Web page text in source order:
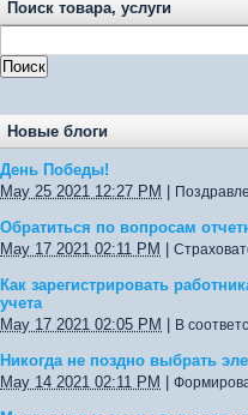
Поиск товара, услуги
Новые блоги
День Победы!
May 25 2021 12:27 PM
Обратиться по вопросам
May 17 2021 02:11 PM
Как зарегистрировать
учета
May 17 2021 02:05 PM
В
Никогда не поздно выбрать
May 14 2021 02:11 PM